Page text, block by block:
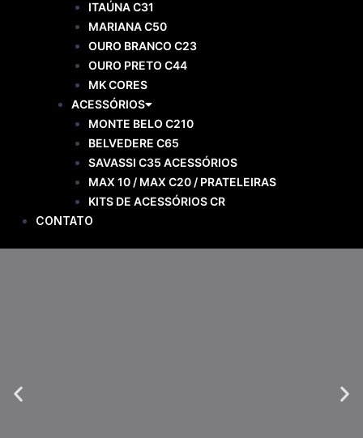
ITAÚNA C31
MARIANA C50
OURO BRANCO C23
OURO PRETO C44
MK CORES
ACESSÓRIOS
MONTE BELO C210
BELVEDERE C65
SAVASSI C35 ACESSÓRIOS
MAX 10 / MAX C20 / PRATELEIRAS
KITS DE ACESSÓRIOS CR
CONTATO
Previous